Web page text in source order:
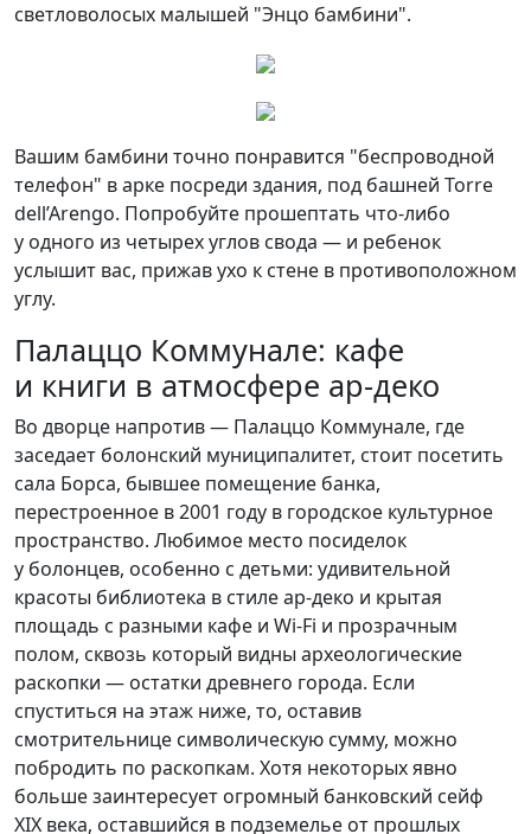
светловолосых малышей "Энцо бамбини".
Вашим бамбини точно понравится "беспроводной
телефон" в арке посреди здания, под башней Torre
dell’Arengo. Попробуйте прошептать что-либо
у одного из четырех углов свода — и ребенок
услышит вас, прижав ухо к стене в противоположном
углу.
Палаццо Коммунале: кафе
и книги в атмосфере ар-деко
Во дворце напротив — Палаццо Коммунале, где
заседает болонский муниципалитет, стоит посетить
сала Борса, бывшее помещение банка,
перестроенное в 2001 году в городское культурное
пространство. Любимое место посиделок
у болонцев, особенно с детьми: удивительной
красоты библиотека в стиле ар-деко и крытая
площадь с разными кафе и Wi-Fi и прозрачным
полом, сквозь который видны археологические
раскопки — остатки древнего города. Если
спуститься на этаж ниже, то, оставив
смотрительнице символическую сумму, можно
побродить по раскопкам. Хотя некоторых явно
больше заинтересует огромный банковский сейф
XIX века, оставшийся в подземелье от прошлых